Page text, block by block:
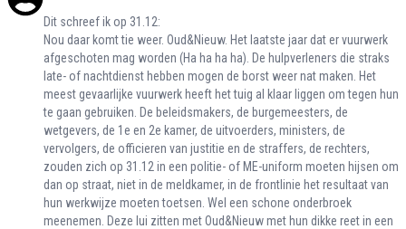
Dit schreef ik op 31.12:
Nou daar komt tie weer. Oud&Nieuw. Het laatste jaar dat er vuurwerk
afgeschoten mag worden (Ha ha ha ha). De hulpverleners die straks
late- of nachtdienst hebben mogen de borst weer nat maken. Het
meest gevaarlijke vuurwerk heeft het tuig al klaar liggen om tegen hun
te gaan gebruiken. De beleidsmakers, de burgemeesters, de
wetgevers, de 1e en 2e kamer, de uitvoerders, ministers, de
vervolgers, de officieren van justitie en de straffers, de rechters,
zouden zich op 31.12 in een politie- of ME-uniform moeten hijsen om
dan op straat, niet in de meldkamer, in de frontlinie het resultaat van
hun werkwijze moeten toetsen. Wel een schone onderbroek
meenemen. Deze lui zitten met Oud&Nieuw met hun dikke reet in een